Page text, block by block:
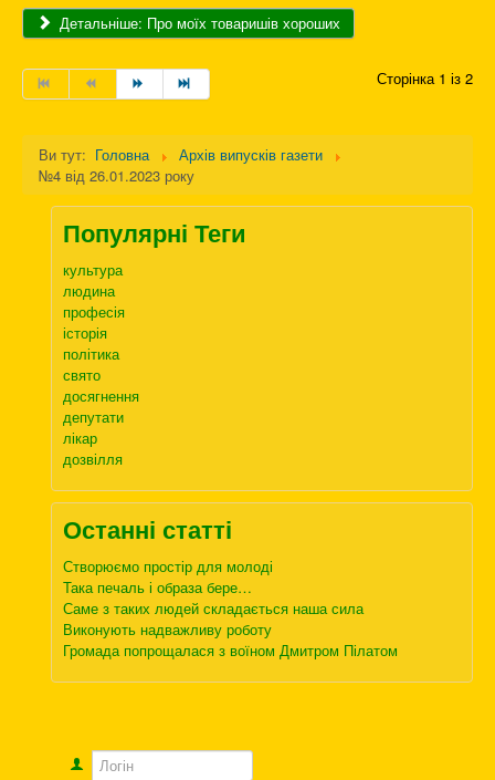
Детальніше: Про моїх товаришів хороших
Сторінка 1 із 2
Ви тут: Головна
Архів випусків газети
№4 від 26.01.2023 року
Популярні Теги
культура
людина
професія
історія
політика
свято
досягнення
депутати
лікар
дозвілля
Останні статті
Створюємо простір для молоді
Така печаль і образа бере…
Саме з таких людей складається наша сила
Виконують надважливу роботу
Громада попрощалася з воїном Дмитром Пілатом
Логін